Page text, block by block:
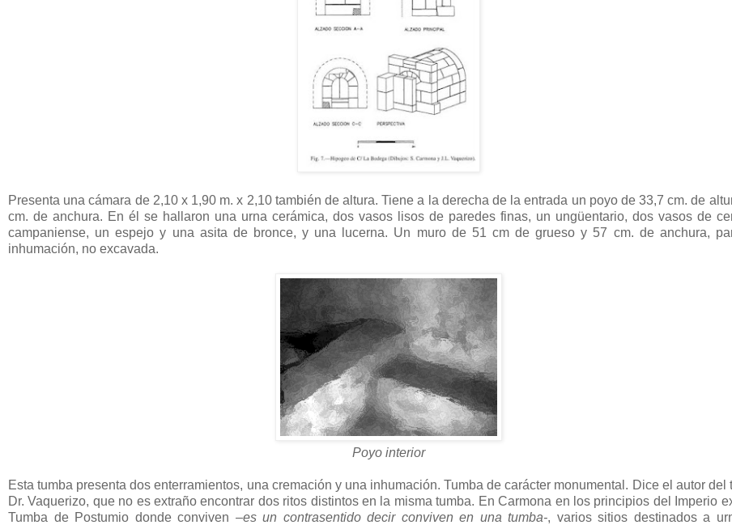
Presenta una cámara de 2,10 x 1,90 m. x 2,10 también de altura. Tiene a la derecha de la entrada un poyo de 33,7 cm. de
cm. de anchura. En él se hallaron una urna cerámica, dos vasos lisos de paredes finas, un ungüentario, dos vasos de
campaniense, un espejo y una asita de bronce, y una lucerna. Un muro de 51 cm de grueso y 57 cm. de anchura,
inhumación, no excavada.
Poyo interior
Esta tumba presenta dos enterramientos, una cremación y una inhumación. Tumba de carácter monumental. Dice el autor del
Dr. Vaquerizo, que no es extraño encontrar dos ritos distintos en la misma tumba. En Carmona en los principios del Imperio
Tumba de Postumio donde conviven –es un contrasentido decir conviven en una tumba-, varios sitios destinados a